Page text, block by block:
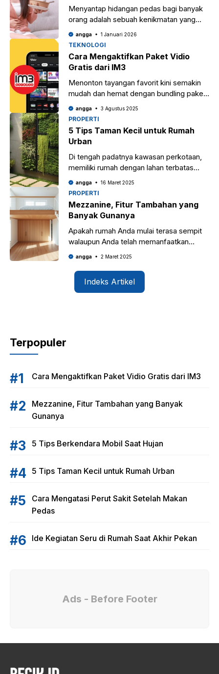
Menyantap hidangan pedas bagi banyak
orang adalah sebuah kenikmatan yang
sulit digantikan. Sensasi panas dari cabai
sering kali meningkatkan nafsu makan dan
memberikan kepuasan tersendiri.
angga 1 Januari 2026
TEKNOLOGI
Cara Mengaktifkan Paket Vidio
Gratis dari IM3
Menonton tayangan favorit kini semakin
mudah dan hemat dengan bundling paket
data dan langganan streaming. Salah satu
penawaran menarik datang dari IM3
Ooredoo yang menghadirkan
angga 3 Agustus 2025
PROPERTI
5 Tips Taman Kecil untuk Rumah
Urban
Di tengah padatnya kawasan perkotaan,
memiliki rumah dengan lahan terbatas
kerap menjadi tantangan tersendiri. Salah
satu cara untuk menghadirkan kesegaran
sekaligus menambah nilai estetika hunian
angga 16 Maret 2025
PROPERTI
Mezzanine, Fitur Tambahan yang
Banyak Gunanya
Apakah rumah Anda mulai terasa sempit
walaupun Anda telah memanfaatkan
semua bidang tanah yang Anda miliki?
adalah dengan membangun
angga 2 Maret 2025
Indeks Artikel
Terpopuler
Cara Mengaktifkan Paket Vidio Gratis dari IM3
Mezzanine, Fitur Tambahan yang Banyak
Gunanya
5 Tips Berkendara Mobil Saat Hujan
5 Tips Taman Kecil untuk Rumah Urban
Cara Mengatasi Perut Sakit Setelah Makan
Pedas
Ide Kegiatan Seru di Rumah Saat Akhir Pekan
Ads - Before Footer